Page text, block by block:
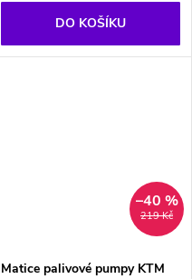
DO KOŠÍKU
219 Kč
–40 %
Matice palivové pumpy KTM